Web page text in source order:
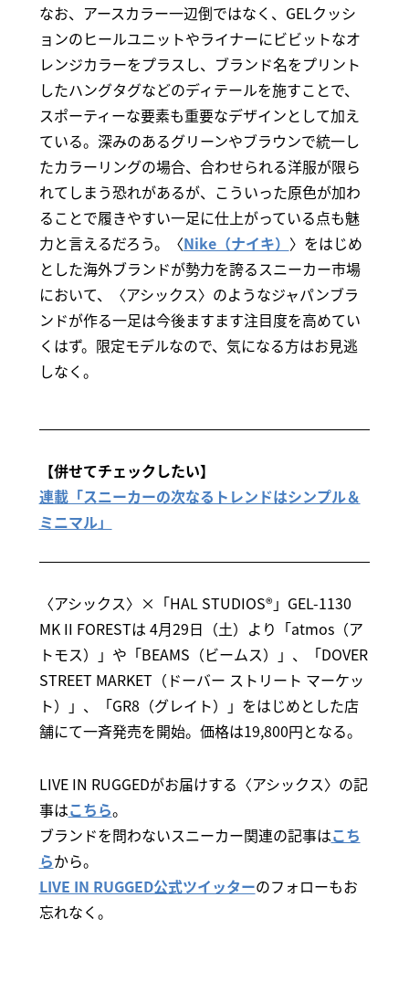
なお、アースカラー一辺倒ではなく、GELクッシ
ョンのヒールユニットやライナーにビビットなオ
レンジカラーをプラスし、ブランド名をプリント
したハングタグなどのディテールを施すことで、
スポーティーな要素も重要なデザインとして加え
ている。深みのあるグリーンやブラウンで統一し
たカラーリングの場合、合わせられる洋服が限ら
れてしまう恐れがあるが、こういった原色が加わ
ることで履きやすい一足に仕上がっている点も魅
力と言えるだろう。〈Nike（ナイキ） 〉をはじめ
とした海外ブランドが勢力を誇るスニーカー市場
において、〈アシックス〉のようなジャパンブラ
ンドが作る一足は今後ますます注目度を高めてい
くはず。限定モデルなので、気になる方はお見逃
しなく。
【併せてチェックしたい】
連載「スニーカーの次なるトレンドはシンプル＆
ミニマル」
〈アシックス〉×「HAL STUDIOS®」GEL-1130
MK II FORESTは 4月29日（土）より「atmos（ア
トモス）」や「BEAMS（ビームス）」、「DOVER
STREET MARKET（ドーバー ストリート マーケッ
ト）」、「GR8（グレイト）」をはじめとした店
舗にて一斉発売を開始。価格は19,800円となる。
LIVE IN RUGGEDがお届けする〈アシックス〉の記
事はこちら。
ブランドを問わないスニーカー関連の記事はこち
らから。
LIVE IN RUGGED公式ツイッターのフォローもお
忘れなく。